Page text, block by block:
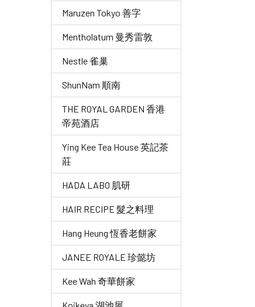
Maruzen Tokyo 善字
Mentholatum 曼秀雷敦
Nestle 雀巢
ShunNam 順南
THE ROYAL GARDEN 香港
帝苑酒店
Ying Kee Tea House 英記茶
莊
HADA LABO 肌研
HAIR RECIPE 髮之料理
Hang Heung 恆香老餅家
JANEE ROYALE 珍懿坊
Kee Wah 奇華餅家
Koikeya 湖池屋